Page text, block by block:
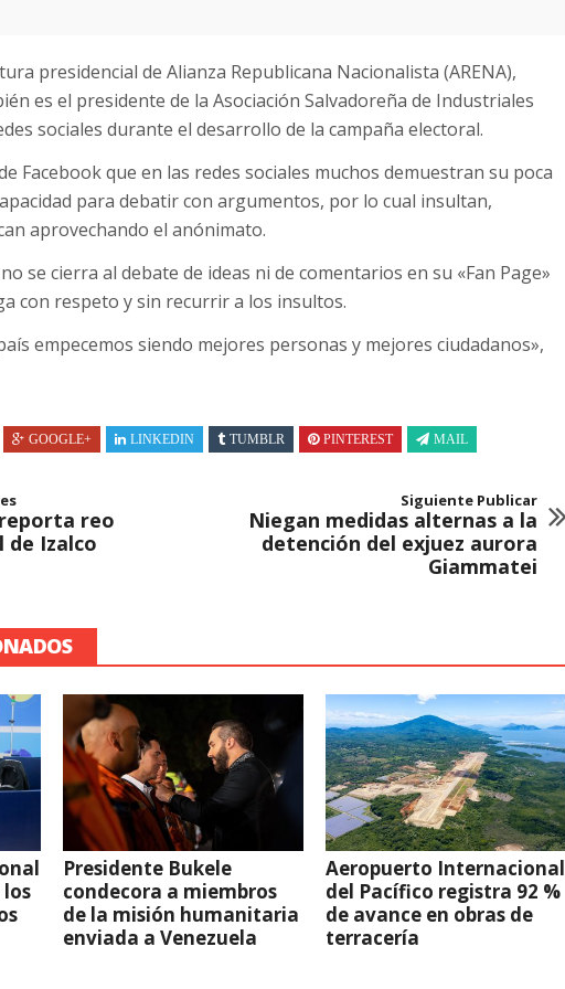
presidencial de Alianza Republicana Nacionalista (ARENA),
es el presidente de la Asociación Salvadoreña de Industriales
sociales durante el desarrollo de la campaña electoral.
Facebook que en las redes sociales muchos demuestran su poca
para debatir con argumentos, por lo cual insultan,
aprovechando el anónimato.
se cierra al debate de ideas ni de comentarios en su «Fan Page»
con respeto y sin recurrir a los insultos.
empecemos siendo mejores personas y mejores ciudadanos»,
GOOGLE+ LINKEDIN TUMBLR PINTEREST MAIL
reo
de Izalco
Siguiente Publicar
Niegan medidas alternas a la
detención del exjuez aurora
Giammatei
los
Presidente Bukele
condecora a miembros
de la misión humanitaria
enviada a Venezuela
Aeropuerto Internacional
del Pacífico registra 92 %
de avance en obras de
terracería